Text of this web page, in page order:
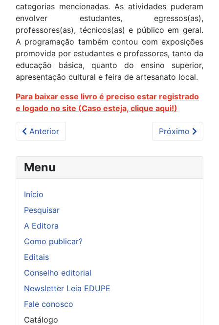
categorias mencionadas. As atividades puderam
envolver estudantes, egressos(as),
professores(as), técnicos(as) e público em geral.
A programação também contou com exposições
promovida por estudantes e professores, tanto da
educação básica, quanto do ensino superior,
apresentação cultural e feira de artesanato local.
Para baixar esse livro é preciso estar registrado
e logado no site (Caso esteja, clique aqui!)
Artigo anterior: Anais do I Congresso de Urgência e
Anterior Próximo artigo:
Próximo
Menu
Início
Pesquisar
A Editora
Como publicar?
Editais
Conselho editorial
Newsletter Leia EDUPE
Fale conosco
Catálogo